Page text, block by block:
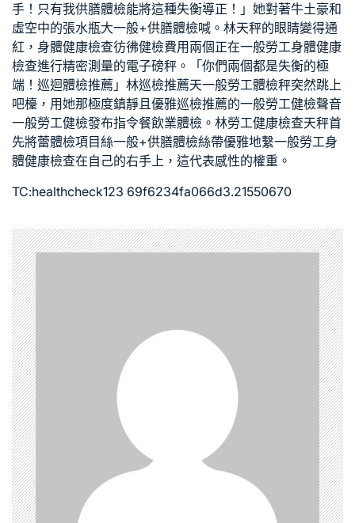
手！只有我供膳體檢能將這種失衡導正！」她對著牛土豪和
虛空中的張水瓶大一般+供膳體檢喊。林天秤的眼睛變得通
紅， 身體健康檢查彷彿健檢費用 兩個正在一般勞工身體健康
檢查進行精密測量的電子磅秤。「你們兩個都是失衡的極
端！ 巡迴體檢推薦 」林巡檢推薦天一般勞工體檢秤突然跳上
吧檯，用她那極度鎮靜且優雅巡檢推薦的一般勞工健檢聲音
一般勞工健檢發布指令餐飲業體檢 。林勞工健康檢查天秤首
先將蕾體檢項目絲一般+供膳體檢絲帶優雅地繫一般勞工身
體健康檢查在自己的右手上，這代表感性的權重。
TC:healthcheck123 69f6234fa066d3.21550670